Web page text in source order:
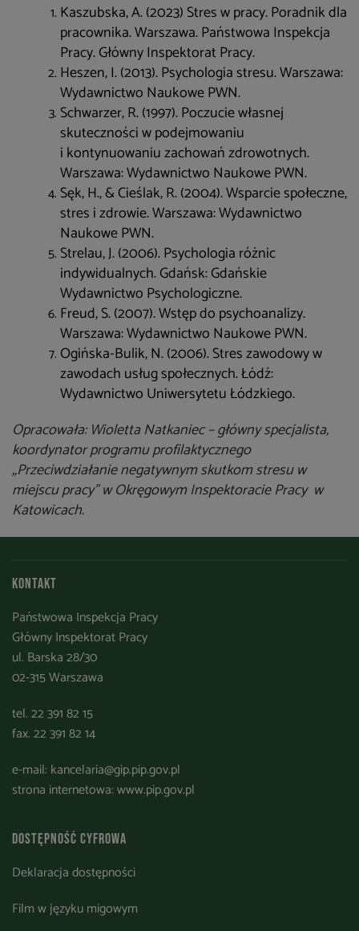
Kaszubska, A. (2023) Stres w pracy. Poradnik dla
pracownika. Warszawa. Państwowa Inspekcja
Pracy. Główny Inspektorat Pracy.
Heszen, I. (2013). Psychologia stresu. Warszawa:
Wydawnictwo Naukowe PWN.
Schwarzer, R. (1997). Poczucie własnej
skuteczności w podejmowaniu
i kontynuowaniu zachowań zdrowotnych.
Warszawa: Wydawnictwo Naukowe PWN.
Sęk, H., & Cieślak, R. (2004). Wsparcie społeczne,
stres i zdrowie. Warszawa: Wydawnictwo
Naukowe PWN.
Strelau, J. (2006). Psychologia różnic
indywidualnych. Gdańsk: Gdańskie
Wydawnictwo Psychologiczne.
Freud, S. (2007). Wstęp do psychoanalizy.
Warszawa: Wydawnictwo Naukowe PWN.
Ogińska-Bulik, N. (2006). Stres zawodowy w
zawodach usług społecznych. Łódź:
Wydawnictwo Uniwersytetu Łódzkiego.
Opracowała: Wioletta Natkaniec – główny specjalista,
koordynator programu profilaktycznego
„Przeciwdziałanie negatywnym skutkom stresu w
miejscu pracy” w Okręgowym Inspektoracie Pracy w
Katowicach.
Kontakt
Państwowa Inspekcja Pracy
Główny Inspektorat Pracy
ul. Barska 28/30
02-315 Warszawa
tel. 22 391 82 15
fax. 22 391 82 14
e-mail: kancelaria@gip.pip.gov.pl
strona internetowa:www.pip.gov.pl
Dostępność cyfrowa
Deklaracja dostępności
Film w języku migowym